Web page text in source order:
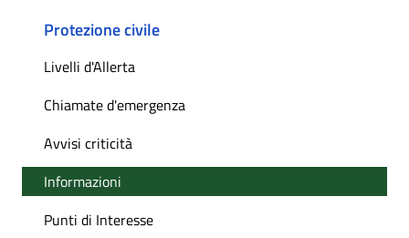
Protezione civile
Livelli d'Allerta
Chiamate d'emergenza
Avvisi criticità
Informazioni
Punti di Interesse